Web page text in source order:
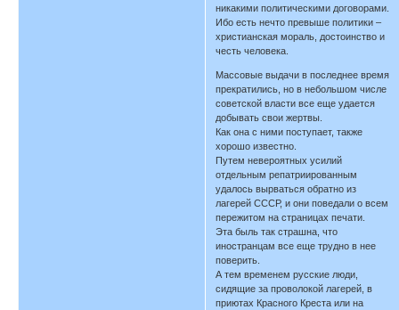
никакими политическими договорами.
Ибо есть нечто превыше политики –
христианская мораль, достоинство и
честь человека.
Массовые выдачи в последнее время
прекратились, но в небольшом числе
советской власти все еще удается
добывать свои жертвы.
Как она с ними поступает, также
хорошо известно.
Путем невероятных усилий
отдельным репатриированным
удалось вырваться обратно из
лагерей СССР, и они поведали о всем
пережитом на страницах печати.
Эта быль так страшна, что
иностранцам все еще трудно в нее
поверить.
А тем временем русские люди,
сидящие за проволокой лагерей, в
приютах Красного Креста или на